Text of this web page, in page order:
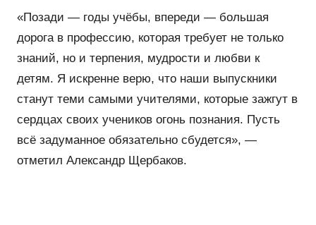
«Позади — годы учёбы, впереди — большая
дорога в профессию, которая требует не только
знаний, но и терпения, мудрости и любви к
детям. Я искренне верю, что наши выпускники
станут теми самыми учителями, которые зажгут в
сердцах своих учеников огонь познания. Пусть
всё задуманное обязательно сбудется», —
отметил Александр Щербаков.